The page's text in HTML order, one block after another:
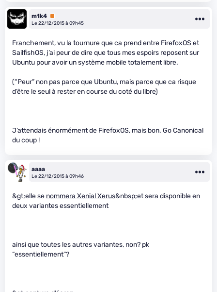
m1k4 Premium
Le 22/12/2015 à 09h45
Franchement, vu la tournure que ca prend entre FirefoxOS et
SailfishOS, j’ai peur de dire que tous mes espoirs reposent sur
Ubuntu pour avoir un système mobile totalement libre.
(“Peur” non pas parce que Ubuntu, mais parce que ca risque
d’être le seul à rester en course du coté du libre)
J’attendais énormément de FirefoxOS, mais bon. Go Canonical
du coup !
aaaa
Le 22/12/2015 à 09h46
&gt;elle se nommera Xenial Xerus&nbsp;et sera disponible en
deux variantes essentiellement
ainsi que toutes les autres variantes, non? pk
“essentiellement”?